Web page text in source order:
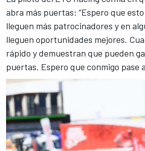
abra más puertas: “Espero que
lleguen más patrocinadores y en
lleguen oportunidades mejores.
rápido y demuestran que pueden
puertas. Espero que conmigo pase